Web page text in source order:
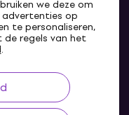
we deze om
advertenties op
te personaliseren,
regels van het
.